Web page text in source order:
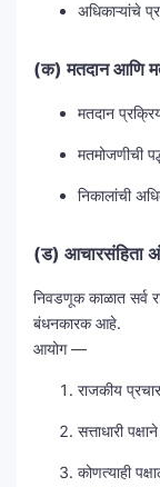
अधिकाऱ्यांचे
(क) मतदान आणि
मतदान
मतमोजणीची
निकालांची
(ड)
निवडणूक काळात सर्व
बंधनकारक आहे.
आयोग —
राजकीय
सत्ताधारी
कोणत्याही